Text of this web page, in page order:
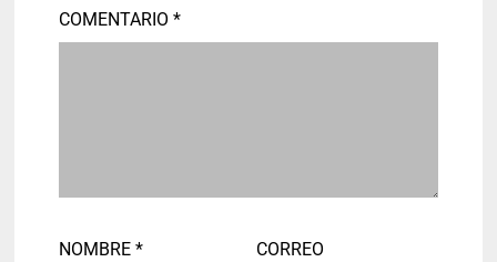
COMENTARIO*
NOMBRE*
CORREO